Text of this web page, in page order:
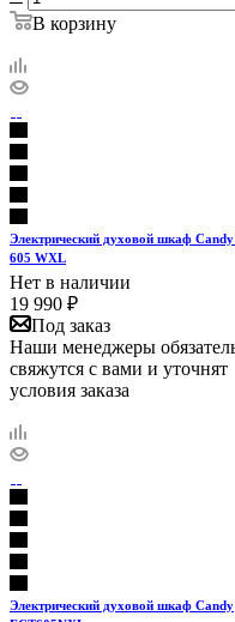
В корзину
Электрический духовой шкаф
605 WXL
Нет в наличии
19 990 ₽
Под заказ
Наши менеджеры
свяжутся с вами и уточнят
условия заказа
Электрический духовой шкаф Candy